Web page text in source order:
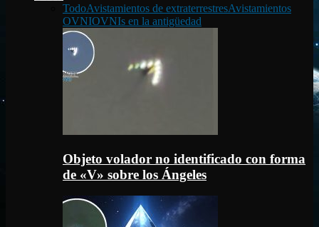
TodoAvistamientos de extraterrestresAvistamientos
OVNIOVNIs en la antigüedad
Objeto volador no identificado con forma
de «V» sobre los Ángeles